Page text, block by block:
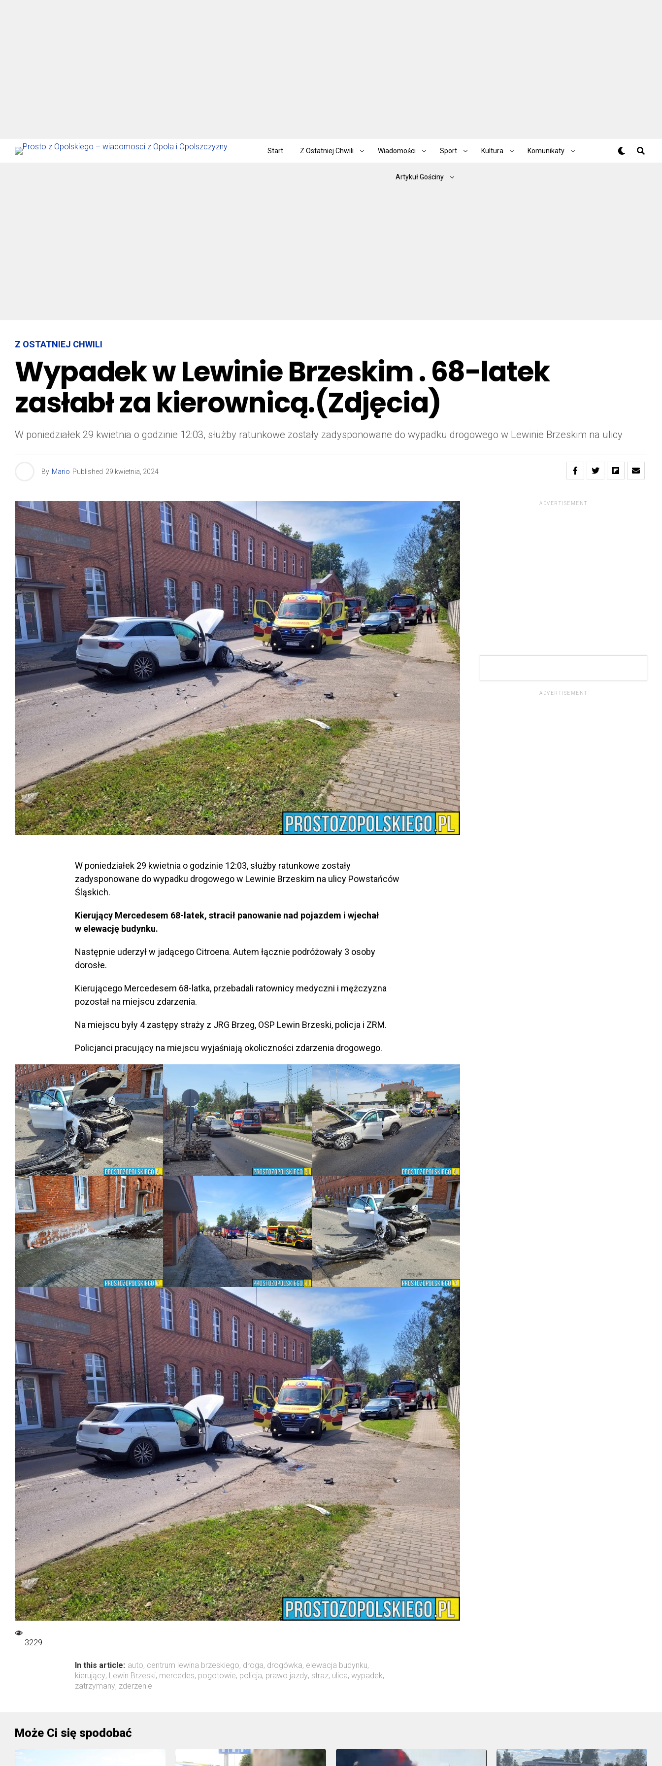
Start Z Ostatniej Chwili Wiadomości Sport Kultura Komunikaty
Artykuł Gościny
Z OSTATNIEJ CHWILI
Wypadek w Lewinie Brzeskim . 68-latek
zasłabł za kierownicą.(Zdjęcia)
W poniedziałek 29 kwietnia o godzinie 12:03, służby ratunkowe zostały zadysponowane do wypadku drogowego w Lewinie Brzeskim na ulicy
By Mario Published 29 kwietnia, 2024
W poniedziałek 29 kwietnia o godzinie 12:03, służby ratunkowe zostały
zadysponowane do wypadku drogowego w Lewinie Brzeskim na ulicy Powstańców
Śląskich.
Kierujący Mercedesem 68-latek, stracił panowanie nad pojazdem i wjechał
w elewację budynku.
Następnie uderzył w jadącego Citroena. Autem łącznie podróżowały 3 osoby
dorosłe.
Kierującego Mercedesem 68-latka, przebadali ratownicy medyczni i mężczyzna
pozostał na miejscu zdarzenia.
Na miejscu były 4 zastępy straży z JRG Brzeg, OSP Lewin Brzeski, policja i ZRM.
Policjanci pracujący na miejscu wyjaśniają okoliczności zdarzenia drogowego.
3229
In this article: auto, centrum lewina brzeskiego, droga, drogówka, elewacja budynku,
kierujący, Lewin Brzeski, mercedes, pogotowie, policja, prawo jazdy, straz, ulica, wypadek,
zatrzymany, zderzenie
ADVERTISEMENT
ADVERTISEMENT
Może Ci się spodobać